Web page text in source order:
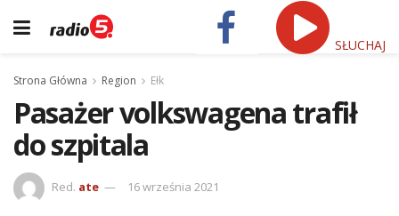
SŁUCHAJ
Strona Główna Region Ełk
Pasażer volkswagena trafił
do szpitala
Red. ate 16 września 2021